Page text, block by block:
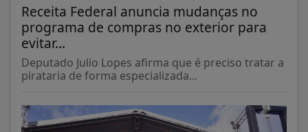
Receita Federal anuncia mudanças no
programa de compras no exterior para
evitar...
Deputado Julio Lopes afirma que é preciso tratar a
pirataria de forma especializada...